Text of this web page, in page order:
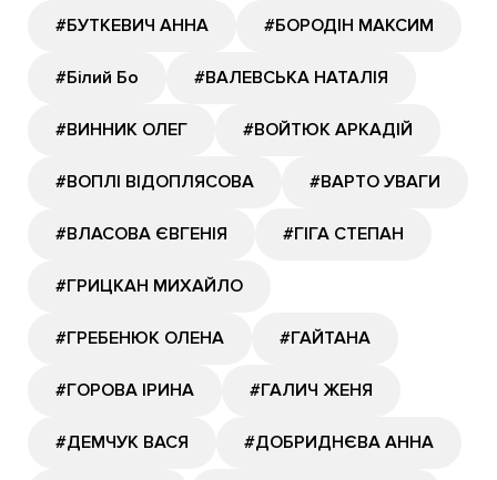
#БУТКЕВИЧ АННА #БОРОДІН МАКСИМ
#Білий Бо #ВАЛЕВСЬКА НАТАЛІЯ
#ВИННИК ОЛЕГ #ВОЙТЮК АРКАДІЙ
#ВОПЛІ ВІДОПЛЯСОВА #ВАРТО УВАГИ
#ВЛАСОВА ЄВГЕНІЯ #ГІГА СТЕПАН
#ГРИЦКАН МИХАЙЛО
#ГРЕБЕНЮК ОЛЕНА #ГАЙТАНА
#ГОРОВА ІРИНА #ГАЛИЧ ЖЕНЯ
#ДЕМЧУК ВАСЯ #ДОБРИДНЄВА АННА